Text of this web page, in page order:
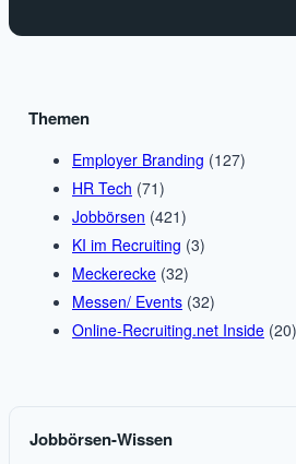
Themen
Employer Branding (127)
HR Tech (71)
Jobbörsen (421)
KI im Recruiting (3)
Meckerecke (32)
Messen/ Events (32)
Online-Recruiting.net Inside (20)
Jobbörsen-Wissen